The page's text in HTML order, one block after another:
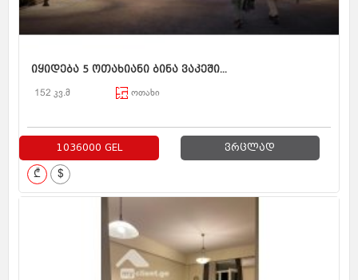
იყიდება 5 ოთახიანი ბინა ვაკეში...
152 კვ.მ ოთახი
1036000 GEL ვრცლად
₾ $